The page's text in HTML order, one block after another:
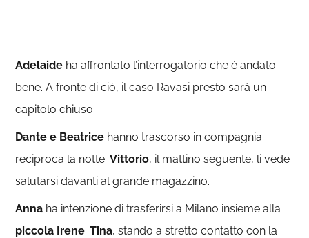
Adelaide ha affrontato l’interrogatorio che è andato
bene. A fronte di ciò, il caso Ravasi presto sarà un
capitolo chiuso.
Dante e Beatrice hanno trascorso in compagnia
reciproca la notte.Vittorio, il mattino seguente, li vede
salutarsi davanti al grande magazzino.
Anna ha intenzione di trasferirsi a Milano insieme alla
piccola Irene. Tina, stando a stretto contatto con la